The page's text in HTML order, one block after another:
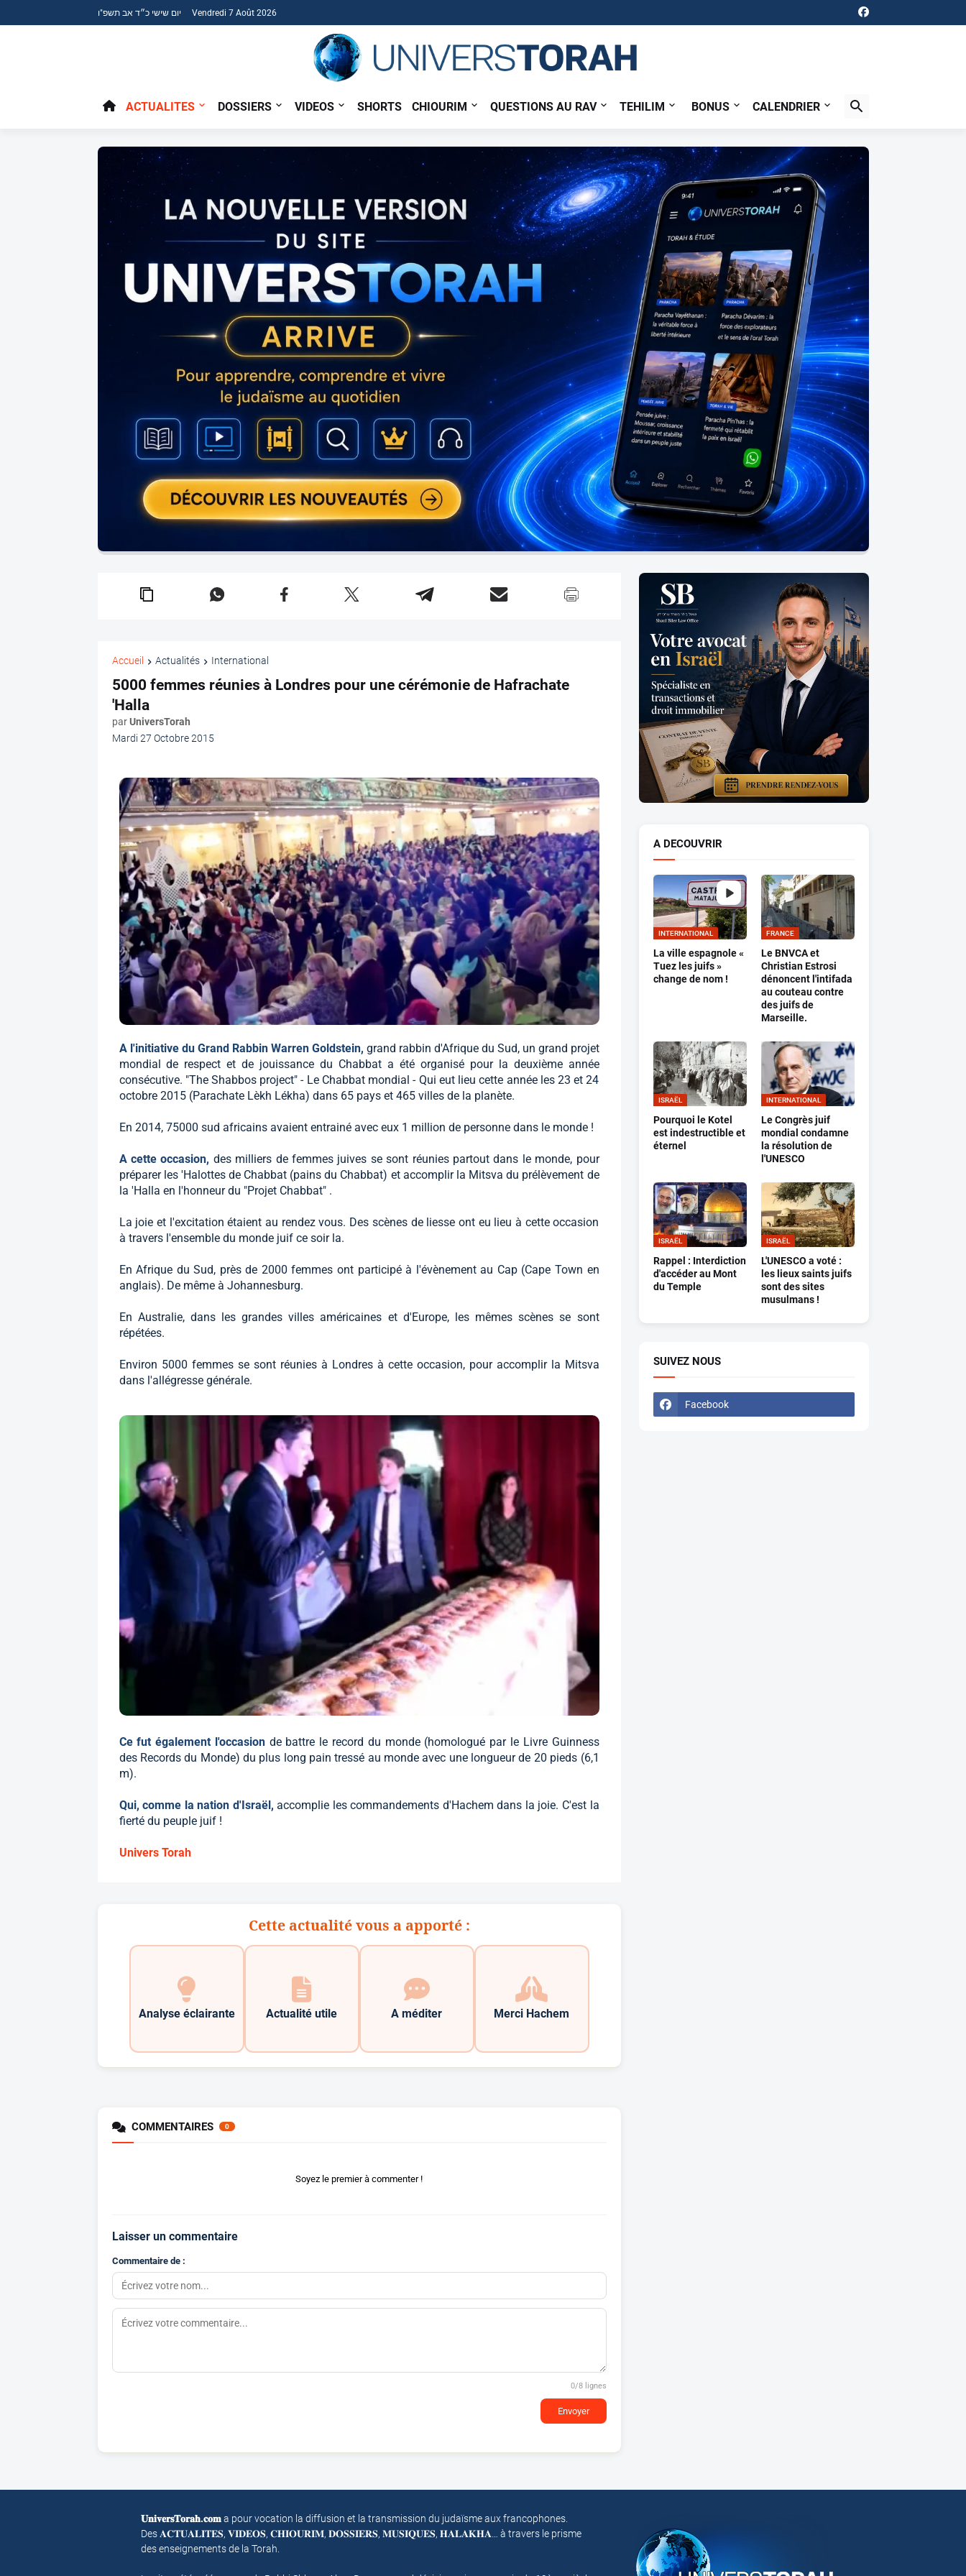
יום שישי כ״ד אב תשפ"ו Vendredi 7 Août 2026
ACTUALITES DOSSIERS VIDEOS SHORTS CHIOURIM QUESTIONS AU RAV TEHILIM BONUS CALENDRIER
Accueil Actualités International
5000 femmes réunies à Londres pour une cérémonie de Hafrachate
'Halla
parUniversTorah
Mardi 27 Octobre 2015
A l'initiative du Grand Rabbin Warren Goldstein, grand rabbin d'Afrique du Sud, un grand projet
mondial de respect et de jouissance du Chabbat a été organisé pour la deuxième année
consécutive. "The Shabbos project" - Le Chabbat mondial - Qui eut lieu cette année les 23 et 24
octobre 2015 (Parachate Lèkh Lékha) dans 65 pays et 465 villes de la planète.
En 2014, 75000 sud africains avaient entrainé avec eux 1 million de personne dans le monde !
A cette occasion, des milliers de femmes juives se sont réunies partout dans le monde, pour
préparer les 'Halottes de Chabbat (pains du Chabbat) et accomplir la Mitsva du prélèvement de
la 'Halla en l'honneur du "Projet Chabbat" .
La joie et l'excitation étaient au rendez vous. Des scènes de liesse ont eu lieu à cette occasion
à travers l'ensemble du monde juif ce soir la.
En Afrique du Sud, près de 2000 femmes ont participé à l'évènement au Cap (Cape Town en
anglais). De même à Johannesburg.
En Australie, dans les grandes villes américaines et d'Europe, les mêmes scènes se sont
répétées.
Environ 5000 femmes se sont réunies à Londres à cette occasion, pour accomplir la Mitsva
dans l'allégresse générale.
Ce fut également l'occasion de battre le record du monde (homologué par le Livre Guinness
des Records du Monde) du plus long pain tressé au monde avec une longueur de 20 pieds (6,1
m).
Qui, comme la nation d'Israël,accomplie les commandements d'Hachem dans la joie. C'est la
fierté du peuple juif !
Univers Torah
Cette actualité vous a apporté :
Analyse éclairante Actualité utile A méditer Merci Hachem
COMMENTAIRES 0
Soyez le premier à commenter !
Laisser un commentaire
Commentaire de :
0/8 lignes
Envoyer
A DECOUVRIR
INTERNATIONAL
La ville espagnole «
Tuez les juifs »
change de nom !
FRANCE
Le BNVCA et
Christian Estrosi
dénoncent l'intifada
au couteau contre
des juifs de
Marseille.
ISRAËL
Pourquoi le Kotel
est indestructible et
éternel
INTERNATIONAL
Le Congrès juif
mondial condamne
la résolution de
l'UNESCO
ISRAËL
Rappel : Interdiction
d'accéder au Mont
du Temple
ISRAËL
L'UNESCO a voté :
les lieux saints juifs
sont des sites
musulmans !
SUIVEZ NOUS
Facebook
𝐔𝐧𝐢𝐯𝐞𝐫𝐬𝐓𝐨𝐫𝐚𝐡.𝐜𝐨𝐦a pour vocation la diffusion et la transmission du judaïsme aux francophones.
Des 𝐀𝐂𝐓𝐔𝐀𝐋𝐈𝐓𝐄𝐒, 𝐕𝐈𝐃𝐄𝐎𝐒, 𝐂𝐇𝐈𝐎𝐔𝐑𝐈𝐌, 𝐃𝐎𝐒𝐒𝐈𝐄𝐑𝐒, 𝐌𝐔𝐒𝐈𝐐𝐔𝐄𝐒, 𝐇𝐀𝐋𝐀𝐊𝐇𝐀… à travers le prisme
des enseignements de la Torah.